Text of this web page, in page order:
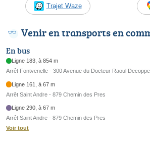
Trajet Waze
Venir en transports en
En bus
Ligne 183, à 854 m
Arrêt Fontvenelle - 300 Avenue du Docteur Raoul
Ligne 161, à 67 m
Arrêt Saint Andre - 879 Chemin des Pres
Ligne 290, à 67 m
Arrêt Saint Andre - 879 Chemin des Pres
Voir tout